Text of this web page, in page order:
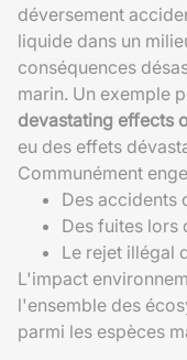
déversement
liquide dans un
conséquences
marin. Un exemple
devastating effects
eu des effets
Communément
Des accidents
Des fuites lors
Le rejet illégal
L'impact
l'ensemble des
parmi les espèces